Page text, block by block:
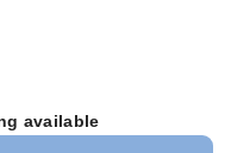
available